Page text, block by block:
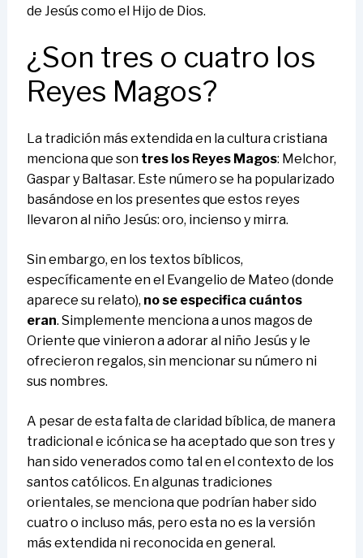
de Jesús como el Hijo de Dios.
¿Son tres o cuatro los
Reyes Magos?
La tradición más extendida en la cultura cristiana
menciona que son tres los Reyes Magos: Melchor,
Gaspar y Baltasar. Este número se ha popularizado
basándose en los presentes que estos reyes
llevaron al niño Jesús: oro, incienso y mirra.
Sin embargo, en los textos bíblicos,
específicamente en el Evangelio de Mateo (donde
aparece su relato), no se especifica cuántos
eran. Simplemente menciona a unos magos de
Oriente que vinieron a adorar al niño Jesús y le
ofrecieron regalos, sin mencionar su número ni
sus nombres.
A pesar de esta falta de claridad bíblica, de manera
tradicional e icónica se ha aceptado que son tres y
han sido venerados como tal en el contexto de los
santos católicos. En algunas tradiciones
orientales, se menciona que podrían haber sido
cuatro o incluso más, pero esta no es la versión
más extendida ni reconocida en general.